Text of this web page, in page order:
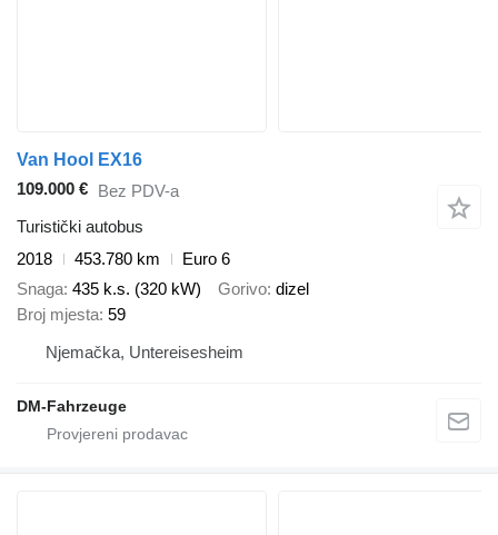
Van Hool EX16
109.000 € Bez PDV-a
Turistički autobus
2018
453.780 km
Euro 6
Snaga 435 k.s. (320 kW) Gorivo dizel
Broj mjesta 59
Njemačka, Untereisesheim
DM-Fahrzeuge